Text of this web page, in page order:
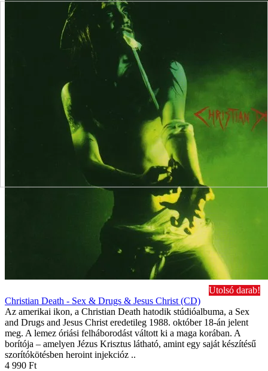
Utolsó darab!
Christian Death - Sex & Drugs & Jesus Christ (CD)
Az amerikai ikon, a Christian Death hatodik stúdióalbuma, a Sex
and Drugs and Jesus Christ eredetileg 1988. október 18-án jelent
meg. A lemez óriási felháborodást váltott ki a maga korában. A
borítója – amelyen Jézus Krisztus látható, amint egy saját készítésű
szorítókötésben heroint injekcióz ..
4 990 Ft